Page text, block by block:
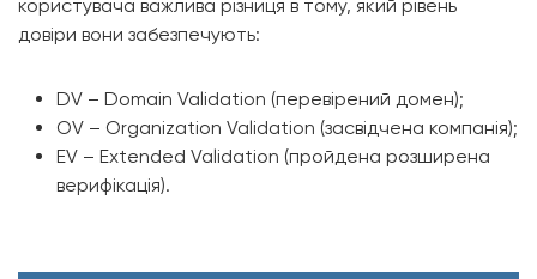
користувача важлива різниця в тому, який рівень
довіри вони забезпечують:
DV – Domain Validation (перевірений домен);
OV – Organization Validation (засвідчена компанія);
EV – Extended Validation (пройдена розширена
верифікація).